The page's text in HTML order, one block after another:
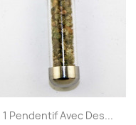
Aperçu rapide
1 Pendentif Avec Des...